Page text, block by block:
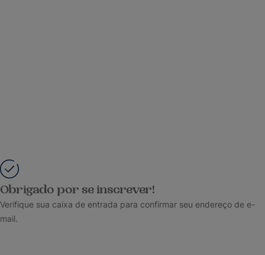
Obrigado por se inscrever!
Verifique sua caixa de entrada para confirmar seu endereço de e-
mail.